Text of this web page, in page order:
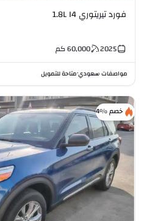
فورد تيريتوري 1.8L I4
2025
60,000كم
مواصفات سعودي•متاحة للتمويل
خصم %4